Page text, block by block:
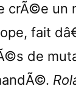
crÃ©e un
fait
de